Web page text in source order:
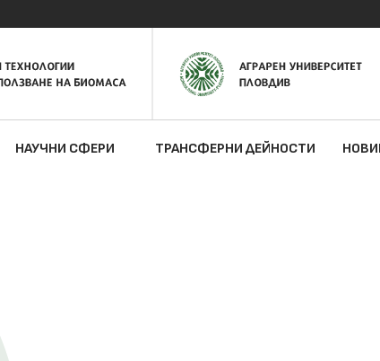
НАУЧНИ СФЕРИ ТРАНСФЕРНИ ДЕЙНОСТИ